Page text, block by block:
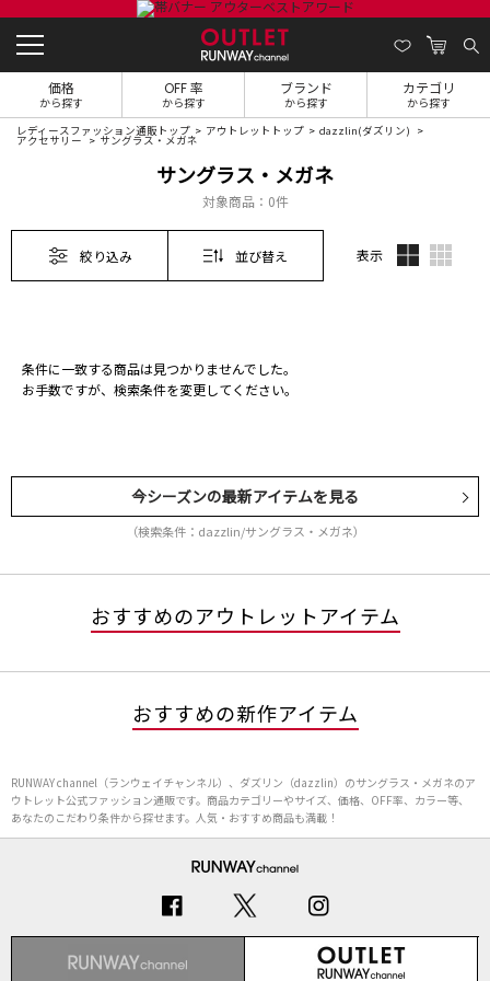
価格
から探す
OFF 率
から探す
ブランド
から探す
カテゴリ
から探す
レディースファッション通販トップ アウトレットトップ dazzlin(ダズリン)
アクセサリー サングラス・メガネ
サングラス・メガネ
対象商品： 0件
絞り込み 並び替え 表示
条件に一致する商品は見つかりませんでした。
お手数ですが、検索条件を変更してください。
今シーズンの最新アイテムを見る
（検索条件：dazzlin/サングラス・メガネ）
おすすめのアウトレットアイテム
おすすめの新作アイテム
RUNWAY channel（ランウェイチャンネル）、ダズリン（dazzlin）のサングラス・メガネのア
ウトレット公式ファッション通販です。商品カテゴリーやサイズ、価格、OFF率、カラー等、
あなたのこだわり条件から探せます。人気・おすすめ商品も満載！